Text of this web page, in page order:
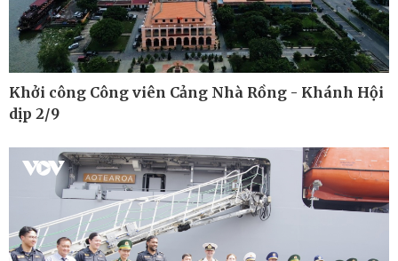
Công nghệ
Sành điệu
Tin Công nghệ
Trải nghiệm
Sức khỏe
Dinh dưỡng - món ngon
Sản phụ khoa
Khởi công Công viên Cảng Nhà Rồng - Khánh Hội
dịp 2/9